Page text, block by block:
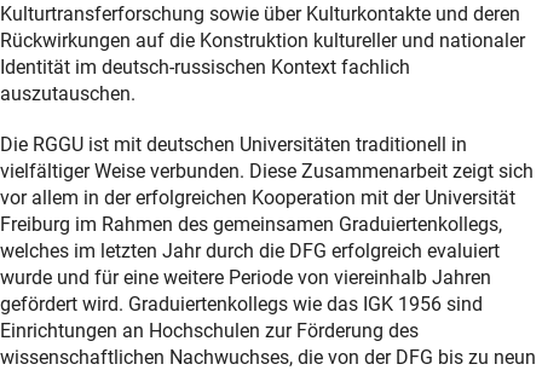
Kulturtransferforschung sowie über Kulturkontakte und deren
Rückwirkungen auf die Konstruktion kultureller und nationaler
Identität im deutsch-russischen Kontext fachlich
auszutauschen.
Die RGGU ist mit deutschen Universitäten traditionell in
vielfältiger Weise verbunden. Diese Zusammenarbeit zeigt sich
vor allem in der erfolgreichen Kooperation mit der Universität
Freiburg im Rahmen des gemeinsamen Graduiertenkollegs,
welches im letzten Jahr durch die DFG erfolgreich evaluiert
wurde und für eine weitere Periode von viereinhalb Jahren
gefördert wird. Graduiertenkollegs wie das IGK 1956 sind
Einrichtungen an Hochschulen zur Förderung des
wissenschaftlichen Nachwuchses, die von der DFG bis zu neun